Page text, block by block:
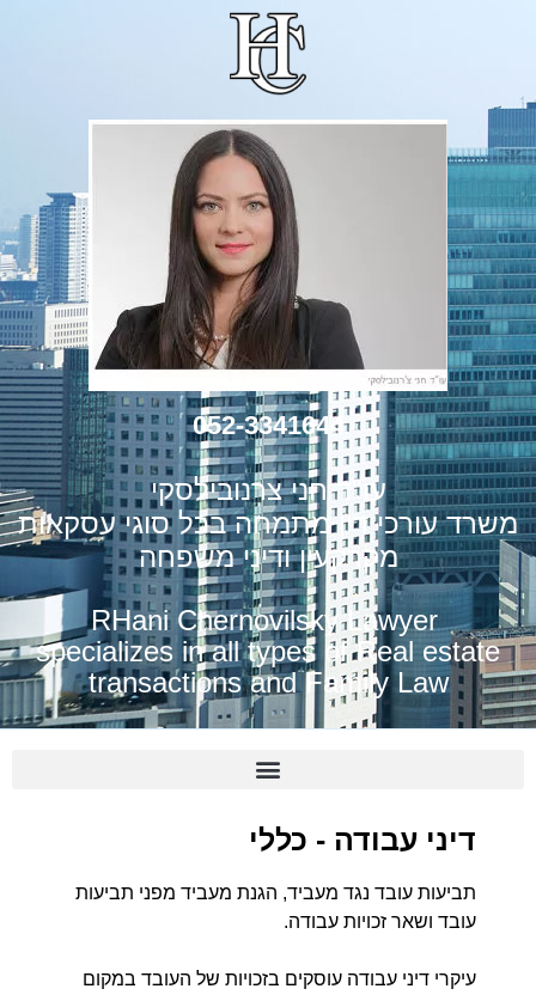
052-3341644
עו"ד חני צרנובילסקי
משרד עורכי דין מתמחה בכל סוגי עסקאות
מקרקעין ודיני משפחה
RHani Chernovilsky Lawyer
specializes in all types of Real estate
transactions and Family Law
דיני עבודה - כללי
תביעות עובד נגד מעביד, הגנת מעביד מפני תביעות
עובד ושאר זכויות עבודה.
עיקרי דיני עבודה עוסקים בזכויות של העובד במקום